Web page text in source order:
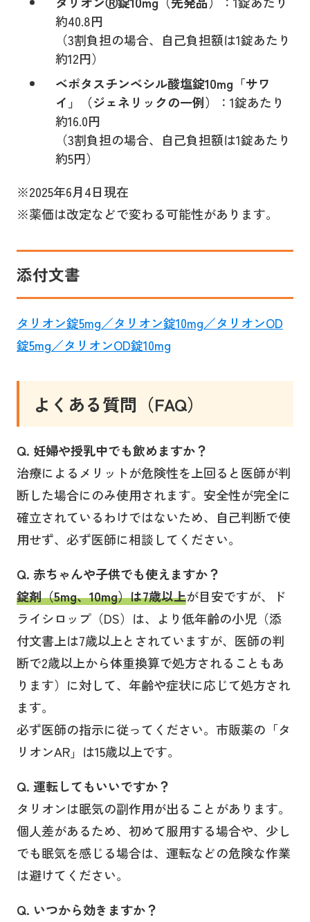
約40.8円
（3割負担の場合、自己負担額は1錠あたり
約12円）
ベポタスチンベシル酸塩錠10mg「サワ
イ」（ジェネリックの一例）
：1錠あたり
約16.0円
（3割負担の場合、自己負担額は1錠あたり
約5円）
※2025年6月4日現在
※薬価は改定などで変わる可能性があります。
添付文書
タリオン錠5mg／タリオン錠10mg／タリオンOD
錠5mg／タリオンOD錠10mg
よくある質問（FAQ）
Q. 妊婦や授乳中でも飲めますか？
治療によるメリットが危険性を上回ると医師が判
断した場合にのみ使用されます。安全性が完全に
確立されているわけではないため、自己判断で使
用せず、必ず医師に相談してください。
Q. 赤ちゃんや子供でも使えますか？
錠剤（5mg、10mg）は7歳以上が目安ですが、ド
ライシロップ（DS）は、より低年齢の小児（添
付文書上は7歳以上とされていますが、医師の判
断で2歳以上から体重換算で処方されることもあ
ります）に対して、年齢や症状に応じて処方され
ます。
必ず医師の指示に従ってください。市販薬の「タ
リオンAR」は15歳以上です。
Q. 運転してもいいですか？
タリオンは眠気の副作用が出ることがあります。
個人差があるため、初めて服用する場合や、少し
でも眠気を感じる場合は、運転などの危険な作業
は避けてください。
Q. いつから効きますか？